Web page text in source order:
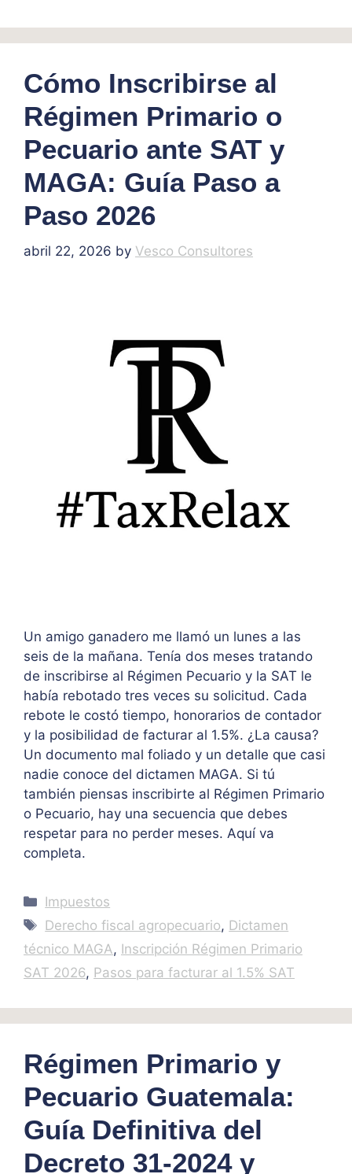
Cómo Inscribirse al
Régimen Primario o
Pecuario ante SAT y
MAGA: Guía Paso a
Paso 2026
abril 22, 2026 by Vesco Consultores
Un amigo ganadero me llamó un lunes a las
seis de la mañana. Tenía dos meses tratando
de inscribirse al Régimen Pecuario y la SAT le
había rebotado tres veces su solicitud. Cada
rebote le costó tiempo, honorarios de contador
y la posibilidad de facturar al 1.5%. ¿La causa?
Un documento mal foliado y un detalle que casi
nadie conoce del dictamen MAGA. Si tú
también piensas inscribirte al Régimen Primario
o Pecuario, hay una secuencia que debes
respetar para no perder meses. Aquí va
completa.
Categories
Impuestos
Tags
Derecho fiscal agropecuario, Dictamen
técnico MAGA, Inscripción Régimen Primario
SAT 2026, Pasos para facturar al 1.5% SAT
Régimen Primario y
Pecuario Guatemala:
Guía Definitiva del
Decreto 31-2024 y